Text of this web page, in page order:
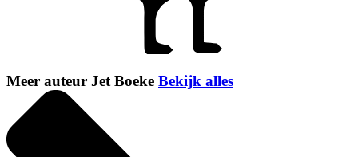
Meer auteur Jet Boeke Bekijk alles